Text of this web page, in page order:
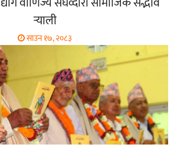
र्‍याली
साउन १७, २०८३